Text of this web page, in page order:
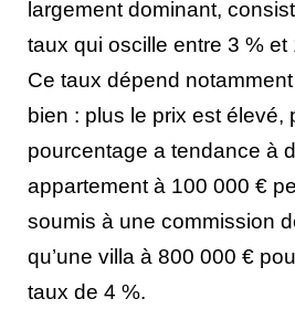
largement dominant,
taux qui oscille entre 3 % et
Ce taux dépend
bien : plus le prix est élevé,
pourcentage a tendance à
appartement à 100 000 €
soumis à une commission
qu’une villa à 800 000 €
taux de 4 %.